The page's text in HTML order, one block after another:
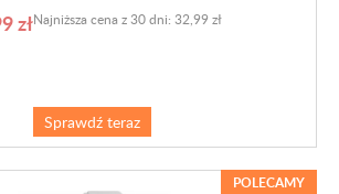
złNajniższa cena z 30 dni: 32,99 zł
Sprawdź teraz
POLECAMY